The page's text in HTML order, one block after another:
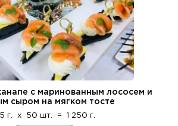
с маринованным лососем и
сыром на мягком тосте
г. x 50 шт. = 1 250 г.